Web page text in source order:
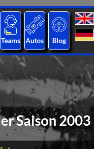
Teams Autos Blog
Saison 2003